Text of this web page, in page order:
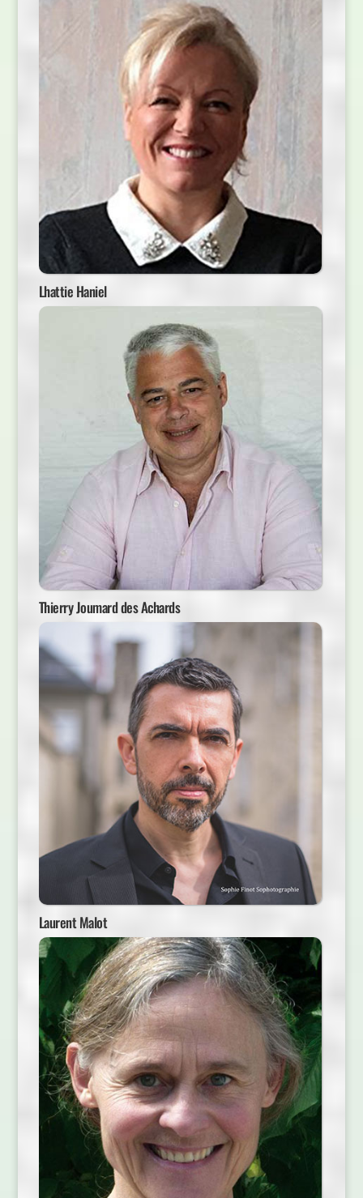
Lhattie Haniel
Thierry Joumard des Achards
Laurent Malot